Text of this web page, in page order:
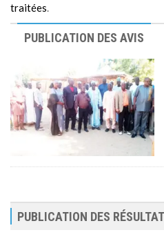
traitées.
PUBLICATION DES AVIS
PUBLICATION DES